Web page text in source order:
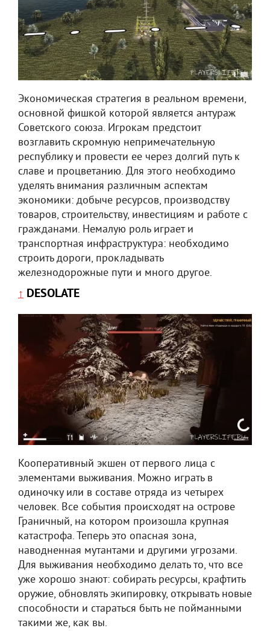
Экономическая стратегия в реальном времени,
основной фишкой которой является антураж
Советского союза. Игрокам предстоит
возглавить скромную непримечательную
республику и провести ее через долгий путь к
славе и процветанию. Для этого необходимо
уделять внимания различным аспектам
экономики: добыче ресурсов, производству
товаров, строительству, инвестициям и работе с
гражданами. Немалую роль играет и
транспортная инфраструктура: необходимо
строить дороги, прокладывать
железнодорожные пути и много другое.
↑ DESOLATE
Кооперативный экшен от первого лица с
элементами выживания. Можно играть в
одиночку или в составе отряда из четырех
человек. Все события происходят на острове
Граничный, на котором произошла крупная
катастрофа. Теперь это опасная зона,
наводненная мутантами и другими угрозами.
Для выживания необходимо делать то, что все
уже хорошо знают: собирать ресурсы, крафтить
оружие, обновлять экипировку, открывать новые
способности и стараться быть не пойманными
такими же, как вы.